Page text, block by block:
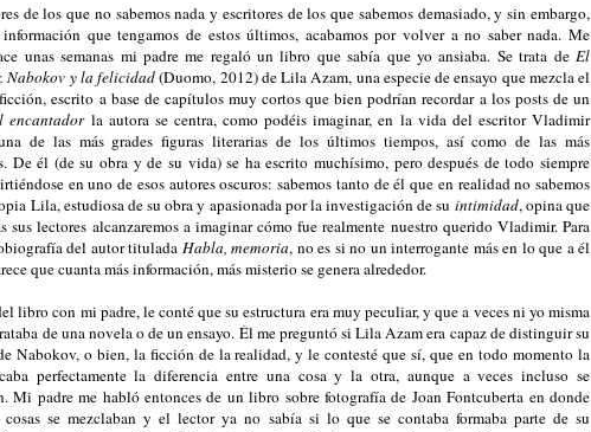
de los que no sabemos nada y escritores de los que sabemos demasiado, y sin embargo,
que tengamos de estos últimos, acabamos por volver a no saber nada. Me
unas semanas mi padre me regaló un libro que sabía que yo ansiaba. Se trata de El
Nabokov y la felicidad(Duomo, 2012) de Lila Azam, una especie de ensayo que mezcla el
escrito a base de capítulos muy cortos que bien podrían recordar a los posts de un
encantadorla autora se centra, como podéis imaginar, en la vida del escritor Vladimir
de las más grades figuras literarias de los últimos tiempos, así como de las más
De él (de su obra y de su vida) se ha escrito muchísimo, pero después de todo siempre
en uno de esos autores oscuros: sabemos tanto de él que en realidad no sabemos
Lila, estudiosa de su obra y apasionada por la investigación de su intimidad, opina que
sus lectores alcanzaremos a imaginar cómo fue realmente nuestro querido Vladimir. Para
del autor titulada Habla, memoria, no es si no un interrogante más en lo que a él
que cuanta más información, más misterio se genera alrededor.
libro con mi padre, le conté que su estructura era muy peculiar, y que a veces ni yo misma
de una novela o de un ensayo. Él me preguntó si Lila Azam era capaz de distinguir su
Nabokov, o bien, la ficción de la realidad, y le contesté que sí, que en todo momento la
perfectamente la diferencia entre una cosa y la otra, aunque a veces incluso se
Mi padre me habló entonces de un libro sobre fotografía de Joan Fontcuberta en donde
cosas se mezclaban y el lector ya no sabía si lo que se contaba formaba parte de su